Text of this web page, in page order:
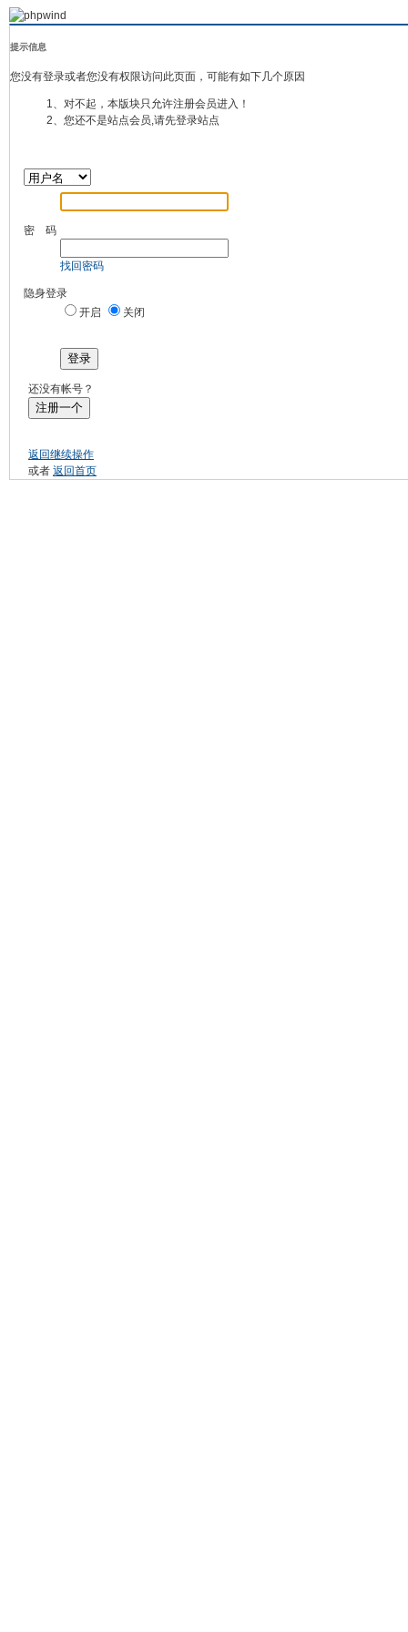
提示信息
您没有登录或者您没有权限访问此页面，可能有如下几个原因
1、对不起，本版块只允许注册会员进入！
2、您还不是站点会员,请先登录站点
密 码
找回密码
隐身登录
开启
关闭
登录
还没有帐号？
注册一个
返回继续操作
或者 返回首页